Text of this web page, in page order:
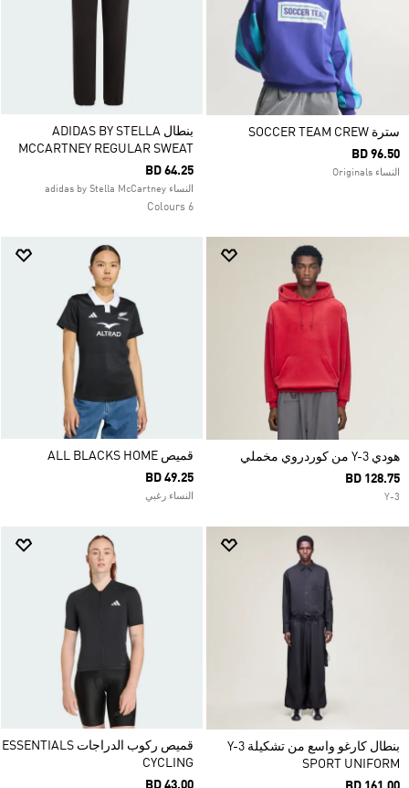
سترة SOCCER TEAM CREW
BD 96.50
النساء Originals
بنطال ADIDAS BY STELLA
MCCARTNEY REGULAR SWEAT
BD 64.25
النساء adidas by Stella McCartney
6 Colours
هودي Y-3 من كوردروي مخملي
BD 128.75
Y-3
قميص ALL BLACKS HOME
BD 49.25
النساء رغبي
بنطال كارغو واسع من تشكيلة Y-3
SPORT UNIFORM
قميص ركوب الدراجات ESSENTIALS
CYCLING
BD 43.00